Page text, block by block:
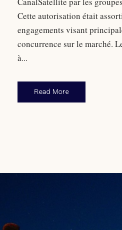
Cette autorisation était
engagements visant
concurrence sur le marché.
à...
Read More